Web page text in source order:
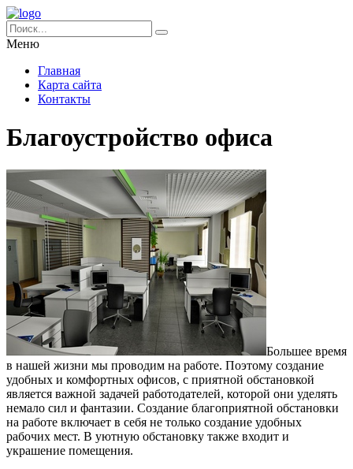
Меню
Главная
Карта сайта
Контакты
Благоустройство офиса
Большее время
в нашей жизни мы проводим на работе. Поэтому создание
удобных и комфортных офисов, с приятной обстановкой
является важной задачей работодателей, которой они уделять
немало сил и фантазии. Создание благоприятной обстановки
на работе включает в себя не только создание удобных
рабочих мест. В уютную обстановку также входит и
украшение помещения.